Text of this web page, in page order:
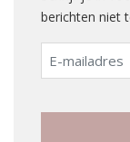
berichten niet
E-
mailadres